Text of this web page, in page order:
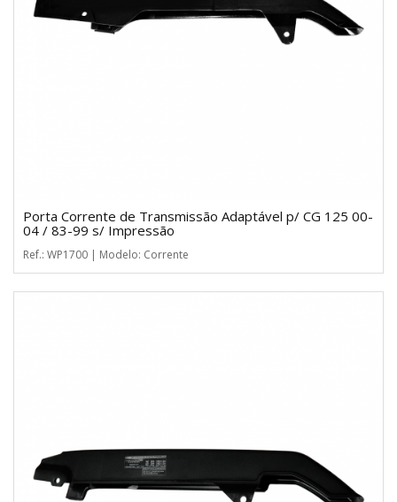
Porta Corrente de Transmissão Adaptável p/ CG 125 00-
04 / 83-99 s/ Impressão
Ref.: WP1700 | Modelo: Corrente